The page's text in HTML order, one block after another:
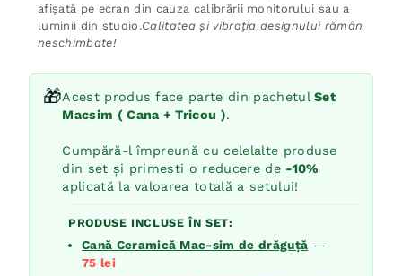
afișată pe ecran din cauza calibrării monitorului sau a
luminii din studio.Calitatea și vibrația designului rămân
neschimbate!
🎁Acest produs face parte din pachetulSet
Macsim ( Cana + Tricou ).
Cumpără-l împreună cu celelalte produse
din set și primești o reducere de -10%
aplicată la valoarea totală a setului!
PRODUSE INCLUSE ÎN SET:
Cană Ceramică Mac-sim de drăguță —
75 lei